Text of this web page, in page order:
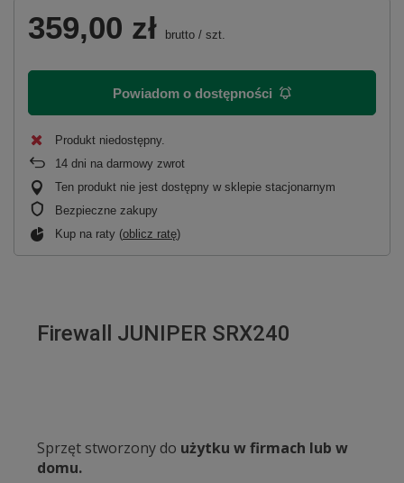
359,00 zł brutto / szt.
Powiadom o dostępności
Produkt niedostępny
14 dni na darmowy zwrot
Ten produkt nie jest dostępny w sklepie stacjonarnym
Bezpieczne zakupy
Kup na raty (oblicz ratę)
Firewall JUNIPER SRX240
Sprzęt stworzony do użytku w firmach lub w
domu.